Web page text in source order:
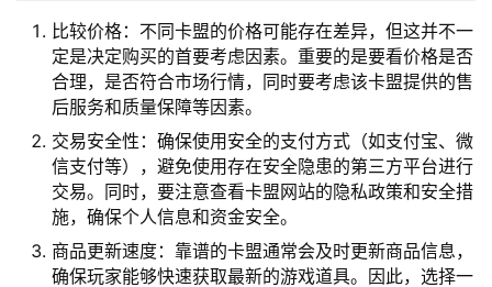
比较价格：不同卡盟的价格可能存在差异，但这并不一
定是决定购买的首要考虑因素。重要的是要看价格是否
合理，是否符合市场行情，同时要考虑该卡盟提供的售
后服务和质量保障等因素。
交易安全性：确保使用安全的支付方式（如支付宝、微
信支付等），避免使用存在安全隐患的第三方平台进行
交易。同时，要注意查看卡盟网站的隐私政策和安全措
施，确保个人信息和资金安全。
商品更新速度：靠谱的卡盟通常会及时更新商品信息，
确保玩家能够快速获取最新的游戏道具。因此，选择一